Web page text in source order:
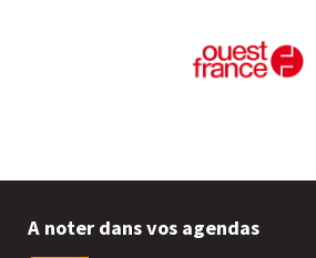
A noter dans vos agendas